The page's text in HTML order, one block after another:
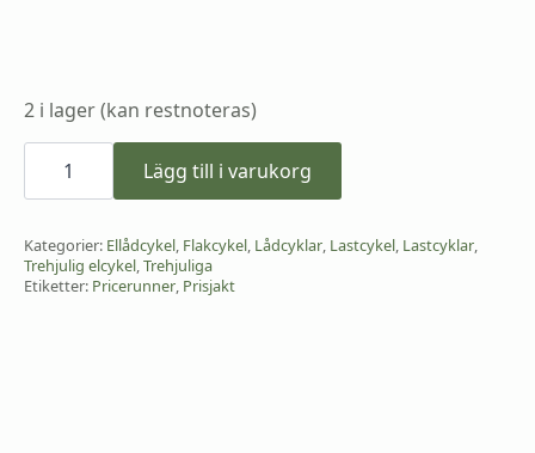
2 i lager (kan restnoteras)
Christiania
shortbox-
2
mängd
Lägg till i varukorg
Kategorier: Ellådcykel Flakcykel Lådcyklar Lastcykel Lastcyklar
Trehjulig elcykel Trehjuliga
Etiketter: Pricerunner Prisjakt